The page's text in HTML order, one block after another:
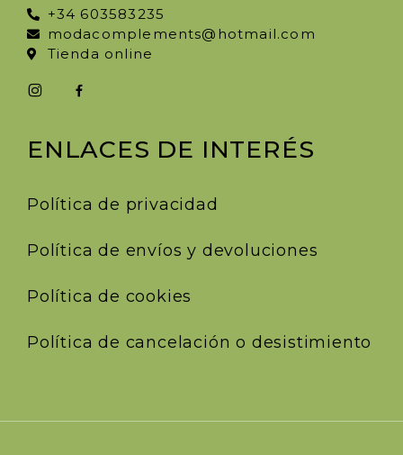
+34 603583235
modacomplements@hotmail.com
Tienda online
ENLACES DE INTERÉS
Política de privacidad
Política de envíos y devoluciones
Política de cookies
Política de cancelación o desistimiento